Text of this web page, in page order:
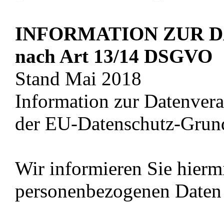
INFORMATION ZUR
nach Art 13/14 DSGVO
Stand Mai 2018
Information zur
der EU-Datenschutz-
Wir informieren Sie
personenbezogenen